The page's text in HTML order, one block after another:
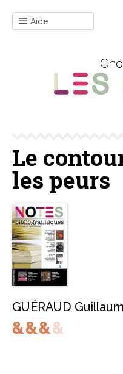
Aide
Le
les peurs
GUÉRAUD